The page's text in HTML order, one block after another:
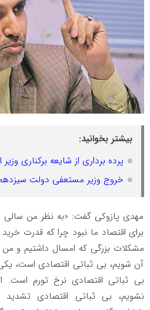
بیشتر بخوانید:
پرده برداری از شایعه برکناری وزیر
خروج وزیر مستعفی دولت
مهدی پازوکی گفت: «به نظر من سالی
برای اقتصاد ما نبود چرا که قدرت
مشکلات بزرگی که امسال داشتیم و من
آن شویم، بی ثباتی اقتصادی است،
بی ثباتی اقتصادی نرخ تورم است.
نشویم، بی ثباتی اقتصادی